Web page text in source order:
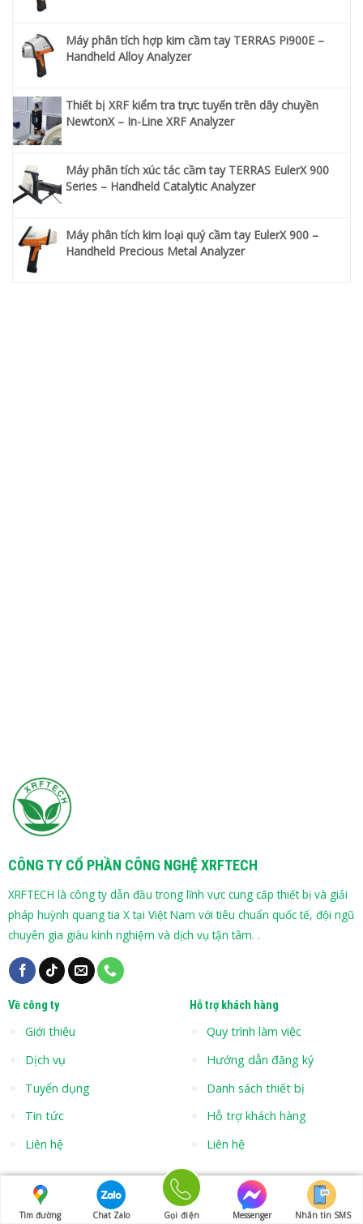
Máy phân tích hợp kim cầm tay TERRAS Pi900E –
Handheld Alloy Analyzer
Thiết bị XRF kiểm tra trực tuyến trên dây chuyền
NewtonX – In-Line XRF Analyzer
Máy phân tích xúc tác cầm tay TERRAS EulerX 900
Series – Handheld Catalytic Analyzer
Máy phân tích kim loại quý cầm tay EulerX 900 –
Handheld Precious Metal Analyzer
CÔNG TY CỔ PHẦN CÔNG NGHỆ XRFTECH
XRFTECH là công ty dẫn đầu trong lĩnh vực cung cấp thiết bị và giải
pháp huỳnh quang tia X tại Việt Nam với tiêu chuẩn quốc tế, đội ngũ
chuyên gia giàu kinh nghiệm và dịch vụ tận tâm. .
Về công ty
Giới thiệu
Dịch vụ
Tuyển dụng
Tin tức
Liên hệ
Hỗ trợ khách hàng
Quy trình làm việc
Hướng dẫn đăng ký
Danh sách thiết bị
Hỗ trợ khách hàng
Liên hệ
Liên hệ
VPGD Miền Bắc: Số 20, Đường Võ Cường 39, Phường Võ
Tìm đường Chat Zalo Gọi điện Messenger Nhắn tin SMS